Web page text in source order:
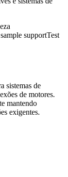
supportTest
sistemas de
de motores.
mantendo
exigentes.